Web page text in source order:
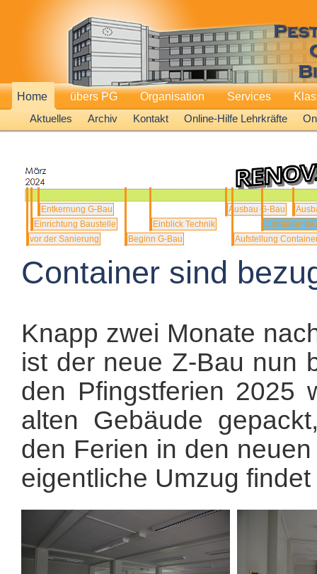
Home
Aktuelles
Archiv Kontakt Online-Hilfe Lehrkräfte
übers PG Organisation Services
vor der Sanierung
Einrichtung Baustelle
Entkernung G-Bau
Beginn G-Bau
Einblick Technik
Ausbau G-Bau
Aufstellung
Container
Container sind
Knapp zwei Monate
ist der neue Z-Bau nun
den Pfingstferien 2025
alten Gebäude
den Ferien in den
eigentliche Umzug